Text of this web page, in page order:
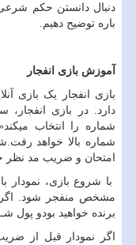
دنبال دانستن حکم شرعی
باره توضیح دهیم.
آموزش بازی انفجار
بازی انفجار یک بازی
شماره را انتخاب
شماره بالا خواهد
امتحان و ضریب مد نظر
با شروع بازی،
مشخص منفجر شود. اگر
برنده خواهید بودو پول
اگر نمودار قبل از